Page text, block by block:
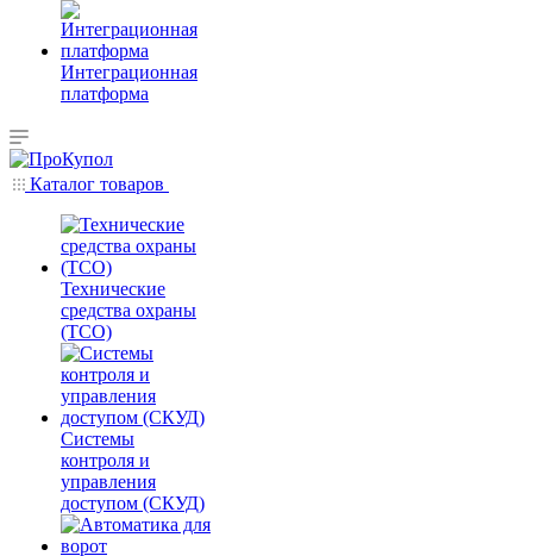
Интеграционная
платформа
Каталог товаров
Технические
средства охраны
(ТСО)
Системы
контроля и
управления
доступом (СКУД)